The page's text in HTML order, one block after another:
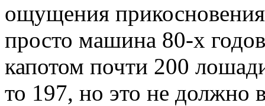
ощущения прикосновения
просто машина 80-х
капотом почти 200
то 197, но это не должно